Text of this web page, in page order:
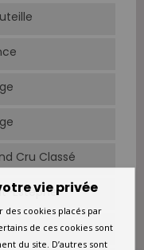
Cru Classé
Estèphe.vie privée
des cookies placés par
de ces cookies sont
du site. D’autres sont